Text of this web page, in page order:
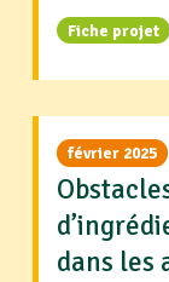
Fiche projet
février 2025
dans les